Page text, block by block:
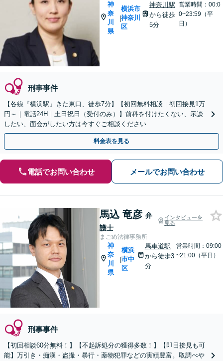
神
奈
川
県
|
横浜市
神奈川
区
神奈川駅
から徒歩
5分
営業時間：00:0
0~23:59（平
日）
刑事事件
【各線『横浜駅』きた東口、徒歩7分】【初回無料相談｜初回接見1万
円～｜電話24H｜土日祝日（受付のみ）】前科を付けたくない、示談
したい、面会がしたい方は今すぐご相談ください
料金表を見る
電話でお問い合わせ メールでお問い合わせ
馬込 竜彦 弁
護士
インタビューを
見る
まごめ法律事務所
神
奈
川
県
|
横浜
市中
区
馬車道駅
から徒歩3
分
営業時間：09:00
~21:00（平日）
刑事事件
【初回相談60分無料！】【不起訴処分の獲得多数！】【即日接見も可
能】万引き・痴漢・盗撮・暴行・薬物犯罪などの実績豊富。取調べや